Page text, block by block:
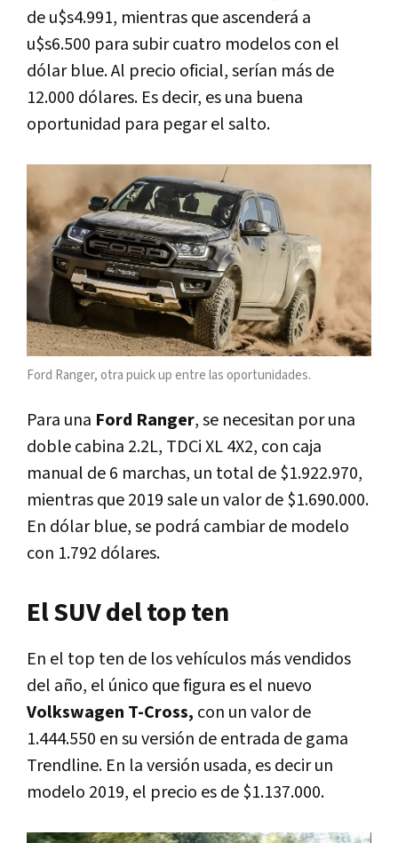
de u$s4.991, mientras que ascenderá a
u$s6.500 para subir cuatro modelos con el
dólar blue. Al precio oficial, serían más de
12.000 dólares. Es decir, es una buena
oportunidad para pegar el salto.
Ford Ranger, otra puick up entre las oportunidades.
Para una Ford Ranger, se necesitan por una
doble cabina 2.2L, TDCi XL 4X2, con caja
manual de 6 marchas, un total de $1.922.970,
mientras que 2019 sale un valor de $1.690.000.
En dólar blue, se podrá cambiar de modelo
con 1.792 dólares.
El SUV del top ten
En el top ten de los vehículos más vendidos
del año, el único que figura es el nuevo
Volkswagen T-Cross, con un valor de
1.444.550 en su versión de entrada de gama
Trendline. En la versión usada, es decir un
modelo 2019, el precio es de $1.137.000.